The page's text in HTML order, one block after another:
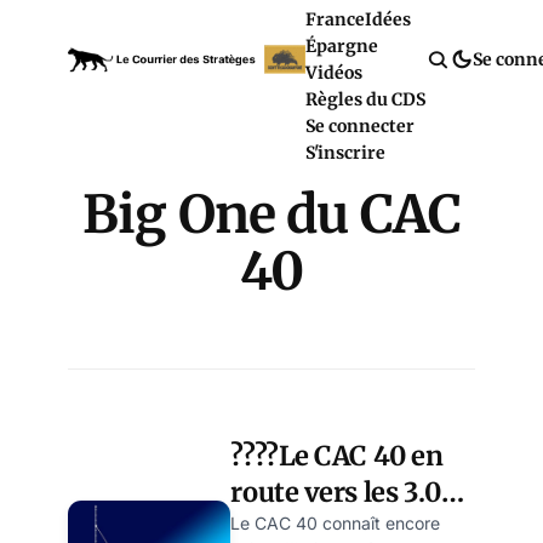
FranceIdées
Épargne
Vidéos
Règles du CDS
Se connecter
S'inscrire
Se
Big One du CAC
40
????Le CAC 40 en
route vers les 3.000
points…
Le CAC 40 connaît encore